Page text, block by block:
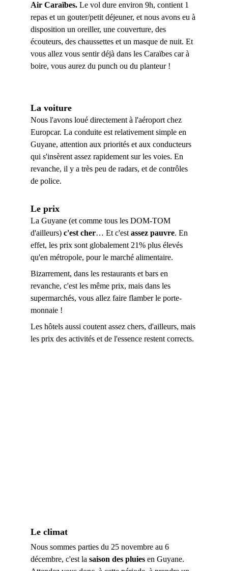
Air Caraïbes. Le vol dure environ 9h, contient 1
repas et un gouter/petit déjeuner, et nous avons eu à
disposition un oreiller, une couverture, des
écouteurs, des chaussettes et un masque de nuit. Et
vous allez vous sentir déjà dans les Caraïbes car à
boire, vous aurez du punch ou du planteur !
La voiture
La Guyane (et comme tous les DOM-TOM
d'ailleurs) c'est cher… Et c'est assez pauvre. En
effet, les prix sont globalement 21% plus élevés
qu'en métropole, pour le marché alimentaire.
Bizarrement, dans les restaurants et bars en
revanche, c'est les même prix, mais dans les
supermarchés, vous allez faire flamber le porte-
monnaie !
Les hôtels aussi coutent assez chers, d'ailleurs, mais
les prix des activités et de l'essence restent corrects.
Nous l'avons loué directement à l'aéroport chez
Europcar. La conduite est relativement simple en
Guyane, attention aux priorités et aux conducteurs
qui s'insèrent assez rapidement sur les voies. En
revanche, il y a très peu de radars, et de contrôles
de police.
Le prix
Le climat
Nous sommes parties du 25 novembre au 6
décembre, c'est la saison des pluies en Guyane.